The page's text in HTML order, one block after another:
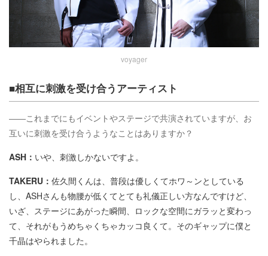
voyager
■相互に刺激を受け合うアーティスト
――これまでにもイベントやステージで共演されていますが、お
互いに刺激を受け合うようなことはありますか？
ASH： いや、刺激しかないですよ。
TAKERU： 佐久間くんは、普段は優しくてホワ～ンとしている
し、ASHさんも物腰が低くてとても礼儀正しい方なんですけど、
いざ、ステージにあがった瞬間、ロックな空間にガラッと変わっ
て、それがもうめちゃくちゃカッコ良くて。そのギャップに僕と
千晶はやられました。